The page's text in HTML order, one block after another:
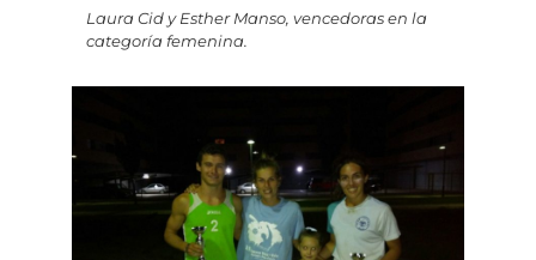
Laura Cid y Esther Manso, vencedoras en la
categoría femenina.